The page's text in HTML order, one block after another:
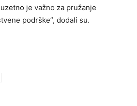
je važno za pružanje
podrške”, dodali su.